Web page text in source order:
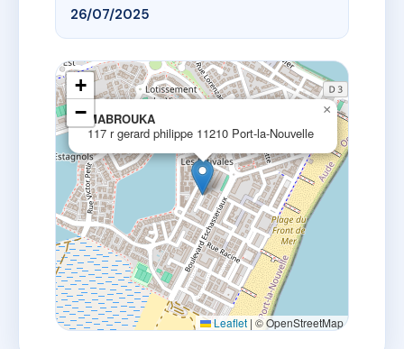
26/07/2025
MABROUKA
117 r gerard philippe 11210 Port-la-Nouvelle
×
+
−
Leaflet | © OpenStreetMap